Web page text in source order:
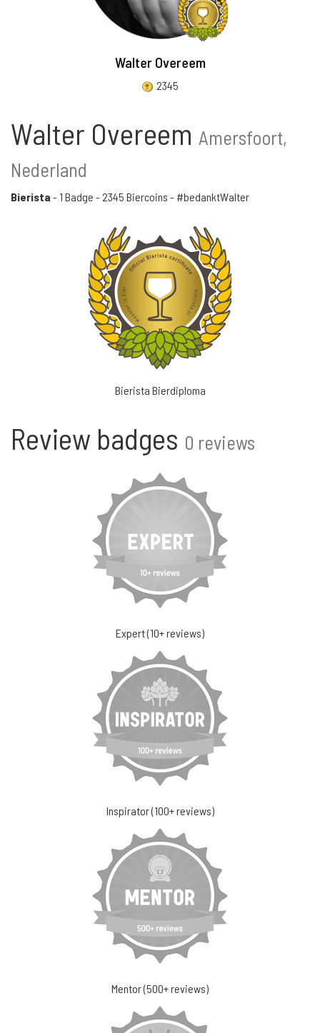
Walter Overeem
2345
Walter Overeem Amersfoort,
Nederland
Bierista - 1 Badge - 2345 Biercoins - #bedanktWalter
Bierista Bierdiploma
Review badges 0 reviews
Expert (10+ reviews)
Inspirator (100+ reviews)
Mentor (500+ reviews)